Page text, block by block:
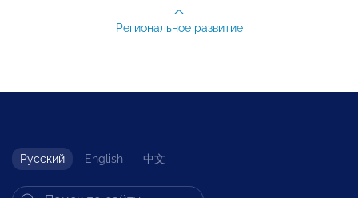
Региональное развитие
Русский English 中文